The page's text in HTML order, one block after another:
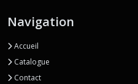
Navigation
Accueil
Catalogue
Contact